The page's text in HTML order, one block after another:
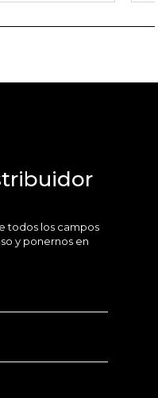
todos los campos
y ponernos en